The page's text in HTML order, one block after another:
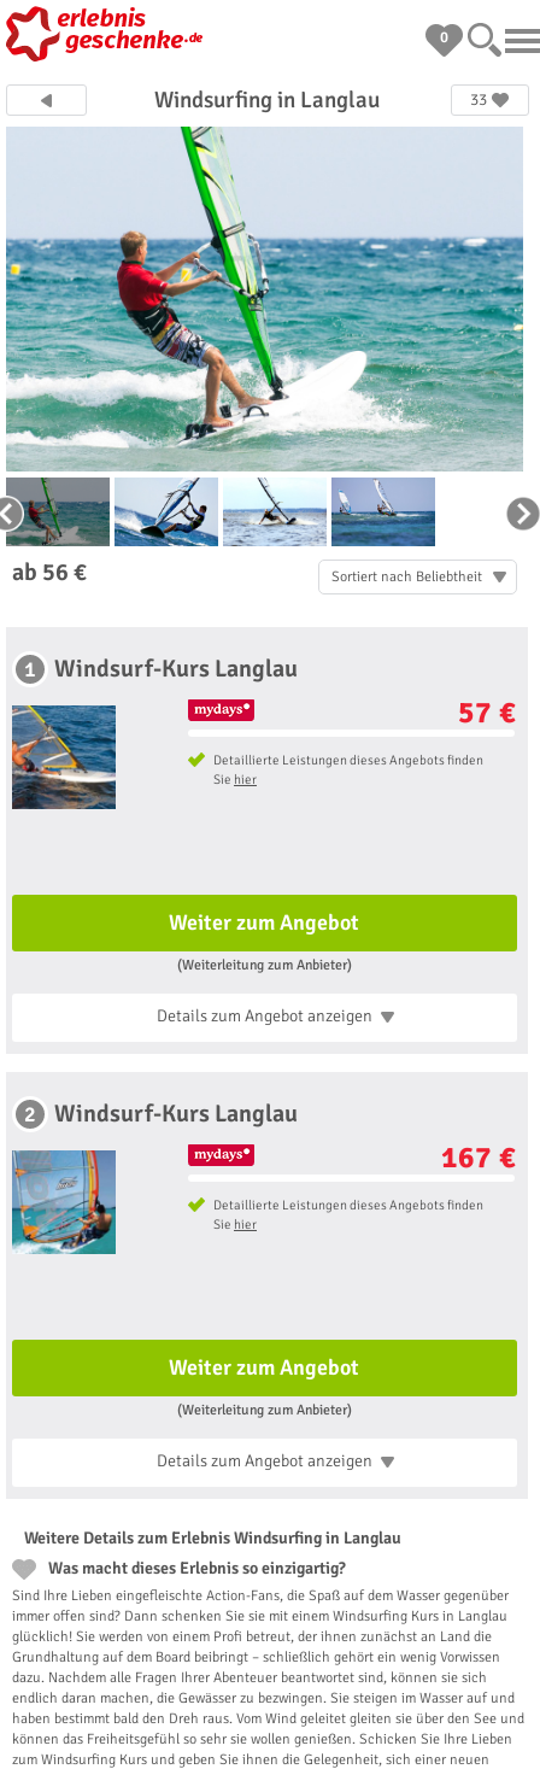
0
Windsurfing in Langlau 33
ab 56 € Sortiert nach Beliebtheit
1 Windsurf-Kurs Langlau
57 €
Detaillierte Leistungen dieses Angebots finden
Sie hier
Weiter zum Angebot
(Weiterleitung zum Anbieter)
Details zum Angebotanzeigen
2 Windsurf-Kurs Langlau
167 €
Detaillierte Leistungen dieses Angebots finden
Sie hier
Weiter zum Angebot
(Weiterleitung zum Anbieter)
Details zum Angebotanzeigen
Weitere Details zum Erlebnis Windsurfing in Langlau
Was macht dieses Erlebnis so einzigartig?
Sind Ihre Lieben eingefleischte Action-Fans, die Spaß auf dem Wasser gegenüber
immer offen sind? Dann schenken Sie sie mit einem Windsurfing Kurs in Langlau
glücklich! Sie werden von einem Profi betreut, der ihnen zunächst an Land die
Grundhaltung auf dem Board beibringt – schließlich gehört ein wenig Vorwissen
dazu. Nachdem alle Fragen Ihrer Abenteuer beantwortet sind, können sie sich
endlich daran machen, die Gewässer zu bezwingen. Sie steigen im Wasser auf und
haben bestimmt bald den Dreh raus. Vom Wind geleitet gleiten sie über den See und
können das Freiheitsgefühl so sehr sie wollen genießen. Schicken Sie Ihre Lieben
zum Windsurfing Kurs und geben Sie ihnen die Gelegenheit, sich einer neuen